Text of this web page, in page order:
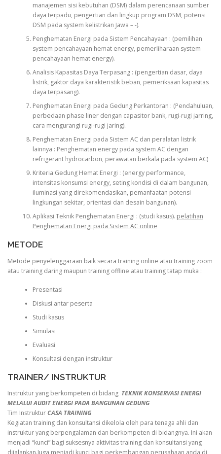
manajemen sisi kebutuhan (DSM) dalam perencanaan sumber
daya terpadu, pengertian dan lingkup program DSM, potensi
DSM pada system kelistrikan Jawa – -).
Penghematan Energi pada Sistem Pencahayaan : (pemilihan
system pencahayaan hemat energy, pemerliharaan system
pencahayaan hemat energy).
Analisis Kapasitas Daya Terpasang : (pengertian dasar, daya
listrik, gaktor daya karakteristik beban, pemeriksaan kapasitas
daya terpasang).
Penghematan Energi pada Gedung Perkantoran : (Pendahuluan,
perbedaan phase liner dengan capasitor bank, rugi-rugi jarring,
cara mengurangi rugi-rugi jaring).
Penghematan Energi pada Sistem AC dan peralatan listrik
lainnya : Penghematan energy pada system AC dengan
refrigerant hydrocarbon, perawatan berkala pada system AC)
Kriteria Gedung Hemat Energi : (energy performance,
intensitas konsumsi energy, seting kondisi di dalam bangunan,
iluminasi yang direkomendasikan, pemanfaatan potensi
lingkungan sekitar, orientasi dan desain bangunan).
Aplikasi Teknik Penghematan Energi : (studi kasus). pelatihan
Penghematan Energi pada Sistem AC online
METODE
Metode penyelenggaraan baik secara training online atau training zoom
atau training daring maupun training offline atau training tatap muka :
Presentasi
Diskusi antar peserta
Studi kasus
Simulasi
Evaluasi
Konsultasi dengan instruktur
TRAINER/ INSTRUKTUR
Instruktur yang berkompeten di bidang TEKNIK KONSERVASI ENERGI
MELALUI AUDIT ENERGI PADA BANGUNAN GEDUNG
Tim InstrukturCASA TRAINING
Kegiatan training dan konsultansi dikelola oleh para tenaga ahli dan
instruktur yang berpengalaman dan berkompeten di bidangnya. Ini akan
menjadi “kunci” bagi suksesnya aktivitas training dan konsultansi yang